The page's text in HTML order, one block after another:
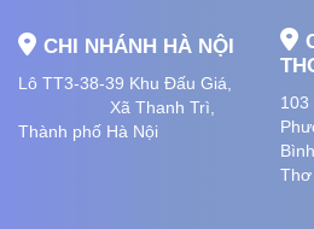
CHI NHÁNH HÀ NỘI
Lô TT3-38-39 Khu Đấu Giá,
Xã Thanh Trì,
Thành phố Hà Nội
103
Thơ